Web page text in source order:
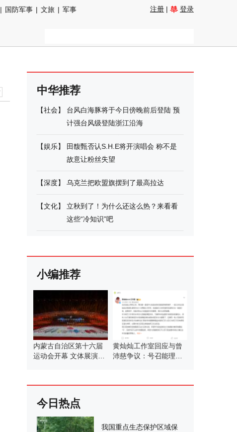
| 国防军事 | 文旅 | 军事
注册 | 登录
中华推荐
【社会】
台风白海豚将于今日傍晚前后登陆 预
计强台风级登陆浙江沿海
【娱乐】
田馥甄否认S.H.E将开演唱会 称不是
故意让粉丝失望
【深度】 乌克兰把欧盟旗摆到了最高拉达
【文化】
立秋到了！为什么还这么热？来看看
这些“冷知识”吧
小编推荐
内蒙古自治区第十六届
运动会开幕 文体展演精
黄灿灿工作室回应与曾
沛慈争议：号召能理智
今日热点
我国重点生态保护区域保